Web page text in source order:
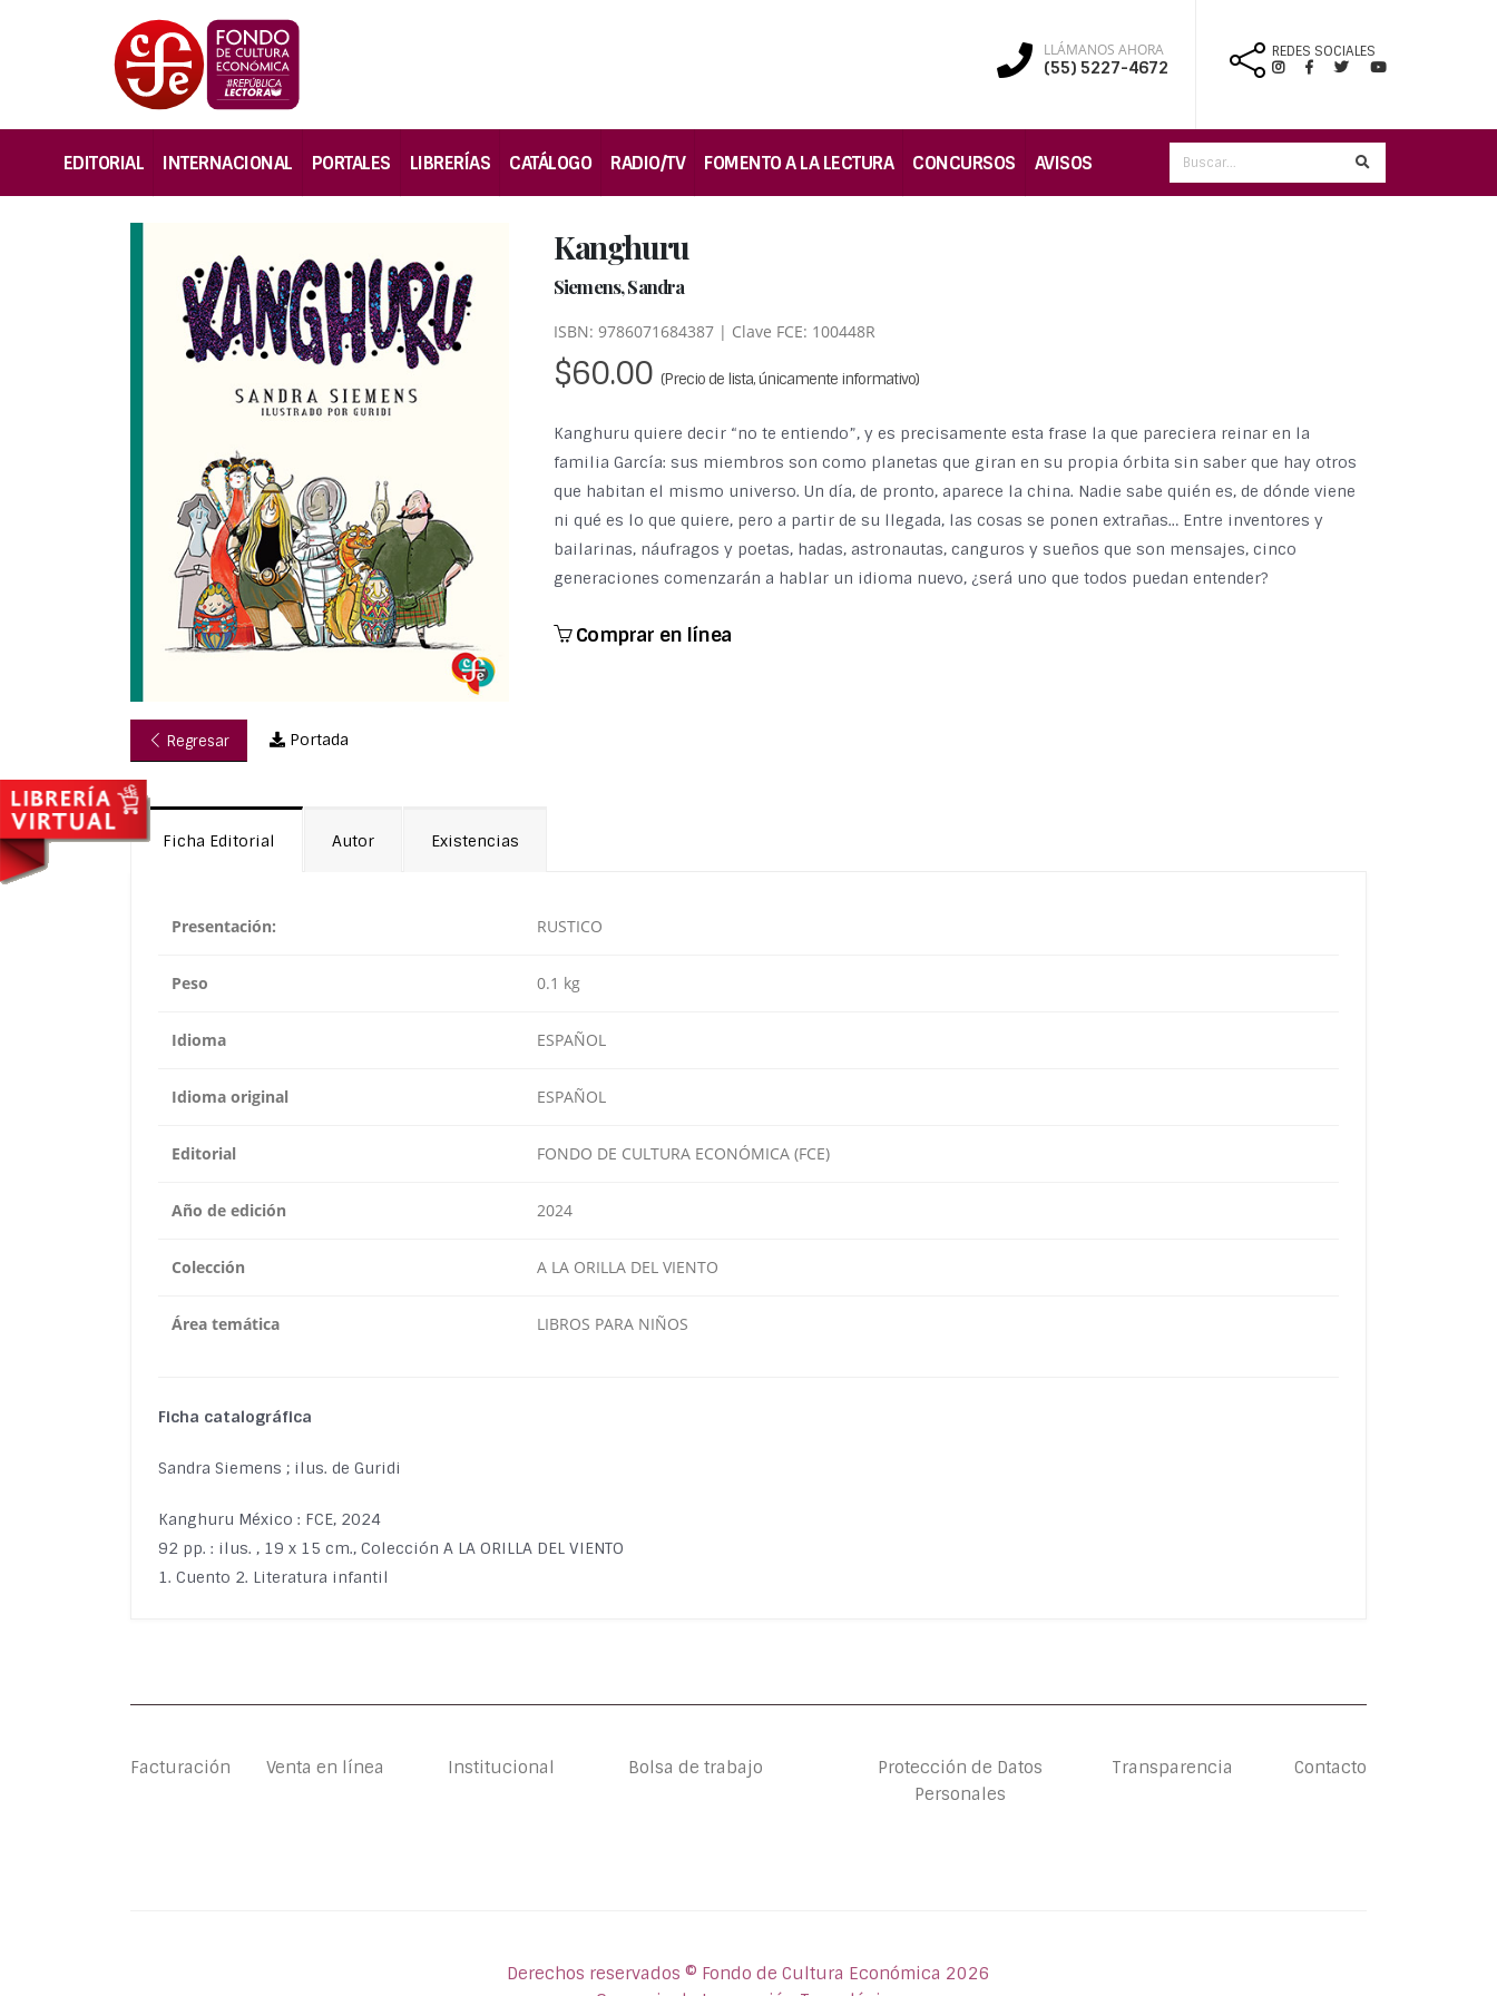
LLÁMANOS AHORA
(55) 5227-4672
REDES SOCIALES
EDITORIAL INTERNACIONAL PORTALES LIBRERÍAS CATÁLOGO RADIO/TV FOMENTO A LA LECTURA CONCURSOS AVISOS
Regresar Portada
Kanghuru
Siemens, Sandra
ISBN: 9786071684387 | Clave FCE: 100448R
$60.00 (Precio de lista, únicamente informativo)
Kanghuru quiere decir “no te entiendo”, y es precisamente esta frase la que pareciera reinar en la
familia García: sus miembros son como planetas que giran en su propia órbita sin saber que hay otros
que habitan el mismo universo. Un día, de pronto, aparece la china. Nadie sabe quién es, de dónde viene
ni qué es lo que quiere, pero a partir de su llegada, las cosas se ponen extrañas… Entre inventores y
bailarinas, náufragos y poetas, hadas, astronautas, canguros y sueños que son mensajes, cinco
generaciones comenzarán a hablar un idioma nuevo, ¿será uno que todos puedan entender?
Comprar en línea
Ficha Editorial Autor Existencias
Presentación: RUSTICO
Peso 0.1 kg
Idioma ESPAÑOL
Idioma original ESPAÑOL
Editorial FONDO DE CULTURA ECONÓMICA (FCE)
Año de edición 2024
Colección A LA ORILLA DEL VIENTO
Área temática LIBROS PARA NIÑOS
Ficha catalográfica
Sandra Siemens ; ilus. de Guridi
Kanghuru México : FCE, 2024
92 pp. : ilus. , 19 x 15 cm., Colección A LA ORILLA DEL VIENTO
1. Cuento 2. Literatura infantil
Facturación Venta en línea Institucional Bolsa de trabajo
Protección de Datos
Personales
Transparencia Contacto
Derechos reservados © Fondo de Cultura Económica 2026